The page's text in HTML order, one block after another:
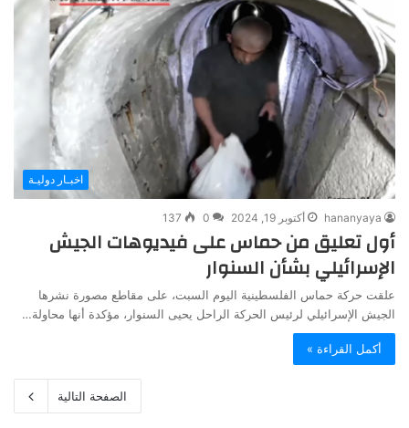
اخبـار دوليـة
hananyaya أكتوبر 19, 2024 0
137
أول تعليق من حماس على فيديوهات الجيش
الإسرائيلي بشأن السنوار
علقت حركة حماس الفلسطينية اليوم السبت، على مقاطع مصورة نشرها
الجيش الإسرائيلي لرئيس الحركة الراحل يحيى السنوار، مؤكدة أنها محاولة…
أكمل القراءة »
الصفحة التالية